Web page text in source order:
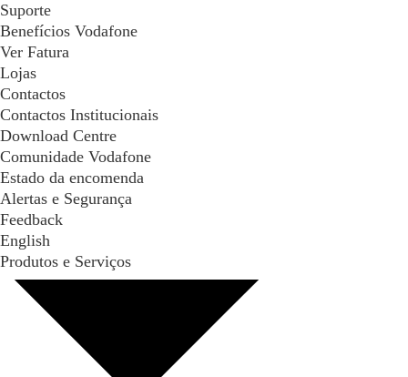
Suporte
Benefícios Vodafone
Ver Fatura
Lojas
Contactos
Contactos Institucionais
Download Centre
Comunidade Vodafone
Estado da encomenda
Alertas e Segurança
Feedback
English
Produtos e Serviços